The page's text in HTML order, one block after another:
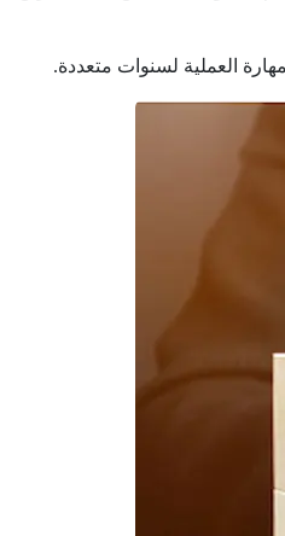
العملية لسنوات متعددة.